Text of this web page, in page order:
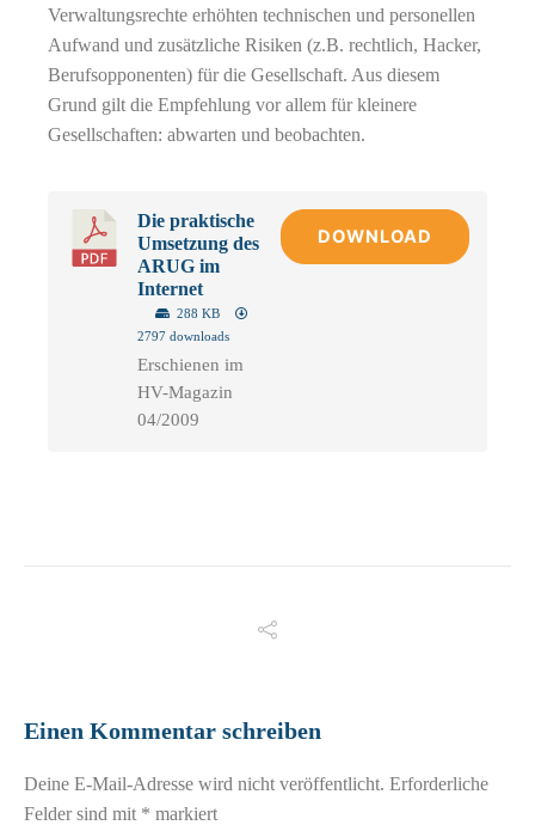
Verwaltungsrechte erhöhten technischen und personellen
Aufwand und zusätzliche Risiken (z.B. rechtlich, Hacker,
Berufsopponenten) für die Gesellschaft. Aus diesem
Grund gilt die Empfehlung vor allem für kleinere
Gesellschaften: abwarten und beobachten.
Die praktische
Umsetzung des
ARUG im
Internet
288 KB
2797 downloads
Erschienen im
HV-Magazin
04/2009
DOWNLOAD
Einen Kommentar schreiben
Deine E-Mail-Adresse wird nicht veröffentlicht. Erforderliche
Felder sind mit * markiert